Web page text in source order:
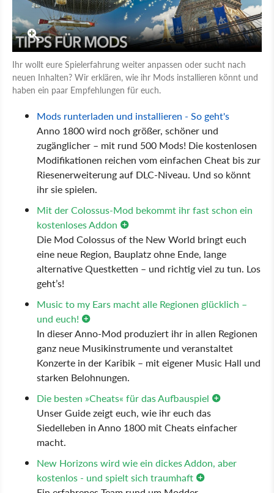
Ihr wollt eure Spielerfahrung weiter anpassen oder sucht nach
neuen Inhalten? Wir erklären, wie ihr Mods installieren könnt und
haben ein paar Empfehlungen für euch.
Mods runterladen und installieren - So geht's
Anno 1800 wird noch größer, schöner und
zugänglicher – mit rund 500 Mods! Die kostenlosen
Modifikationen reichen vom einfachen Cheat bis zur
Riesenerweiterung auf DLC-Niveau. Und so könnt
ihr sie spielen.
Mit der Colossus-Mod bekommt ihr fast schon ein
kostenloses Addon
Die Mod Colossus of the New World bringt euch
eine neue Region, Bauplatz ohne Ende, lange
alternative Questketten – und richtig viel zu tun. Los
geht’s!
Music to my Ears macht alle Regionen glücklich –
und euch!
In dieser Anno-Mod produziert ihr in allen Regionen
ganz neue Musikinstrumente und veranstaltet
Konzerte in der Karibik – mit eigener Music Hall und
starken Belohnungen.
Die besten »Cheats« für das Aufbauspiel
Unser Guide zeigt euch, wie ihr euch das
Siedelleben in Anno 1800 mit Cheats einfacher
macht.
New Horizons wird wie ein dickes Addon, aber
kostenlos - und spielt sich traumhaft